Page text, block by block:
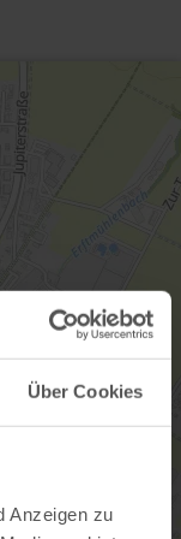
Über Cookies
Anzeigen zu